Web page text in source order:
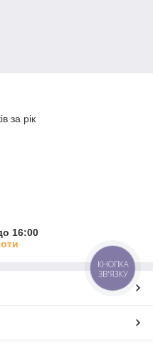
за рік
16:00
КНОПКА
ЗВ'ЯЗКУ